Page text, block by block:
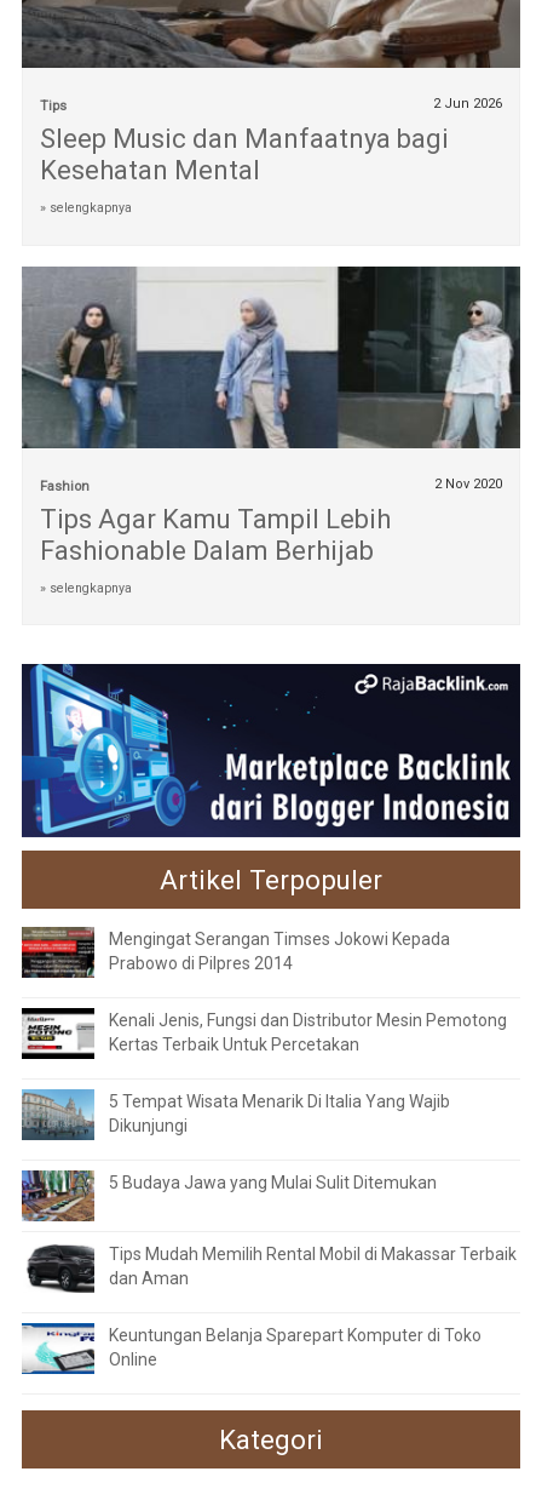
Tips 2 Jun 2026
Sleep Music dan Manfaatnya bagi
Kesehatan Mental
» selengkapnya
Fashion 2 Nov 2020
Tips Agar Kamu Tampil Lebih
Fashionable Dalam Berhijab
» selengkapnya
Artikel Terpopuler
Mengingat Serangan Timses Jokowi Kepada
Prabowo di Pilpres 2014
Kenali Jenis, Fungsi dan Distributor Mesin Pemotong
Kertas Terbaik Untuk Percetakan
5 Tempat Wisata Menarik Di Italia Yang Wajib
Dikunjungi
5 Budaya Jawa yang Mulai Sulit Ditemukan
Tips Mudah Memilih Rental Mobil di Makassar Terbaik
dan Aman
Keuntungan Belanja Sparepart Komputer di Toko
Online
Kategori